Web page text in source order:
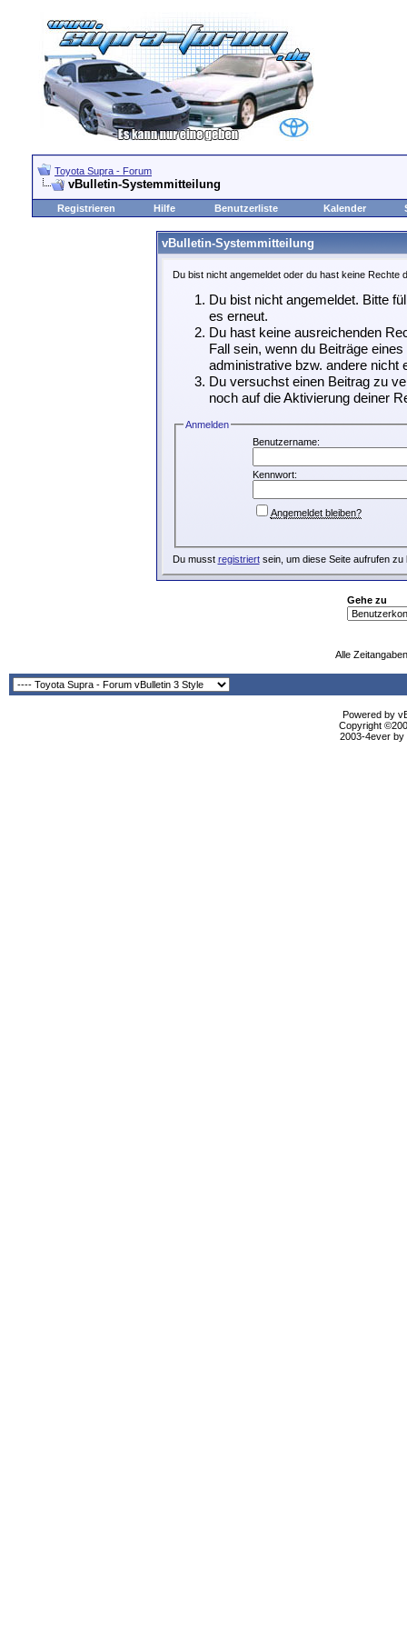
Toyota Supra - Forum
vBulletin-Systemmitteilung
Registrieren Hilfe Benutzerliste Kalender
vBulletin-Systemmitteilung
Du bist nicht angemeldet oder du hast keine Rechte
Du bist nicht angemeldet. Bitte
es erneut.
Du hast keine ausreichenden
Fall sein, wenn du Beiträge
administrative bzw. andere nicht
Du versuchst einen Beitrag zu
noch auf die Aktivierung deiner
Anmelden
Benutzername:
Kennwort:
Angemeldet bleiben?
Du musst registriertsein, um diese Seite aufrufen zu
Gehe zu
Alle
Powered by
Copyright
2003-4ever by